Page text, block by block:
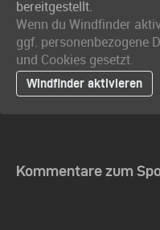
bereitgestellt.
Wenn du Windfinder
ggf. personenbezogene
und Cookies gesetzt.
Windfinder aktivieren
Kommentare zum